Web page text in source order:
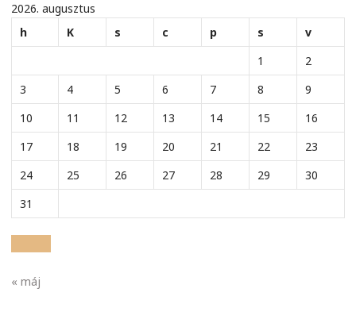
2026. augusztus
h
K s c p s
v
1
2
3
4 5 6 7 8
9
10
11 12 13 14 15
16
17
18 19 20 21 22
23
24
25 26 27 28 29
30
31
« máj